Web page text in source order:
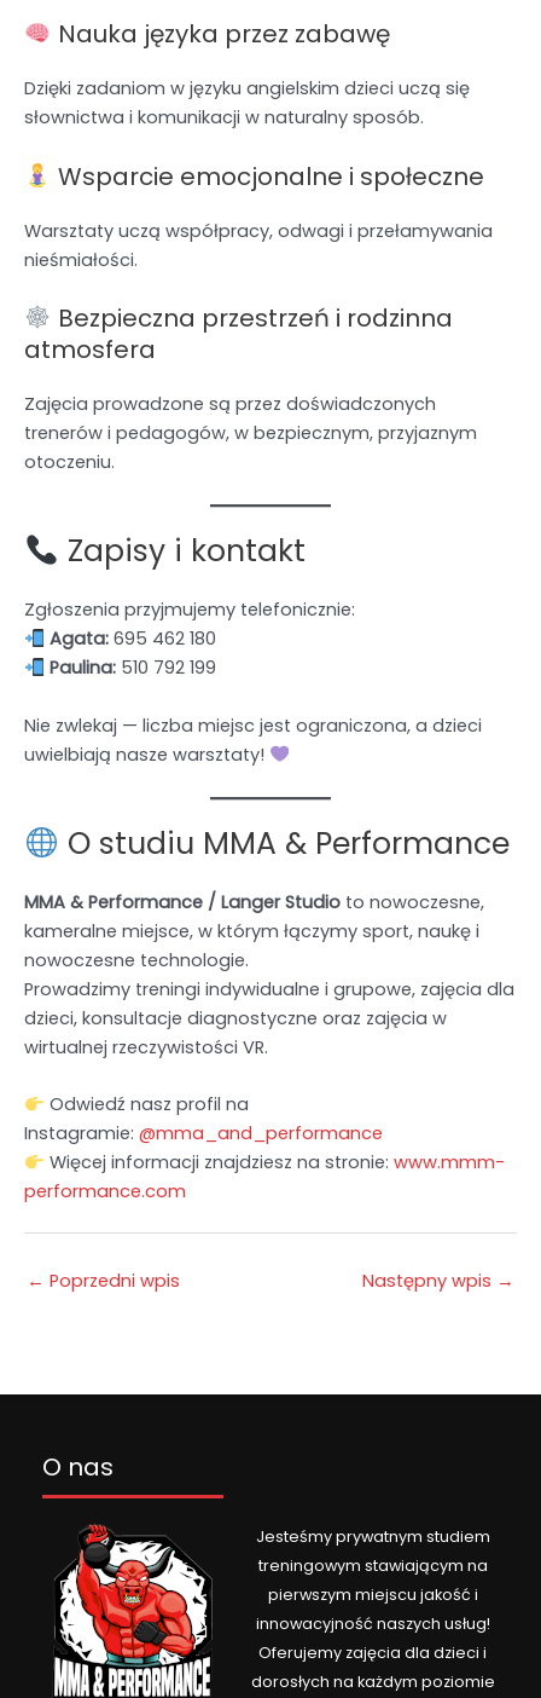
Nauka języka przez zabawę
Dzięki zadaniom w języku angielskim dzieci uczą się
słownictwa i komunikacji w naturalny sposób.
Wsparcie emocjonalne i społeczne
Warsztaty uczą współpracy, odwagi i przełamywania
nieśmiałości.
Bezpieczna przestrzeń i rodzinna
atmosfera
Zajęcia prowadzone są przez doświadczonych
trenerów i pedagogów, w bezpiecznym, przyjaznym
otoczeniu.
Zapisy i kontakt
Zgłoszenia przyjmujemy telefonicznie:
Agata:695 462 180
Paulina:510 792 199
Nie zwlekaj — liczba miejsc jest ograniczona, a dzieci
uwielbiają nasze warsztaty!
O studiu MMA & Performance
MMA & Performance / Langer Studio to nowoczesne,
kameralne miejsce, w którym łączymy sport, naukę i
nowoczesne technologie.
Prowadzimy treningi indywidualne i grupowe, zajęcia dla
dzieci, konsultacje diagnostyczne oraz zajęcia w
wirtualnej rzeczywistości VR.
Odwiedź nasz profil na
Instagramie: @mma_and_performance
Więcej informacji znajdziesz na stronie: www.mmm-
performance.com
← Poprzedni wpis Następny wpis →
O nas
Jesteśmy prywatnym studiem
treningowym stawiającym na
pierwszym miejscu jakość i
innowacyjność naszych usług!
Oferujemy zajęcia dla dzieci i
dorosłych na każdym poziomie